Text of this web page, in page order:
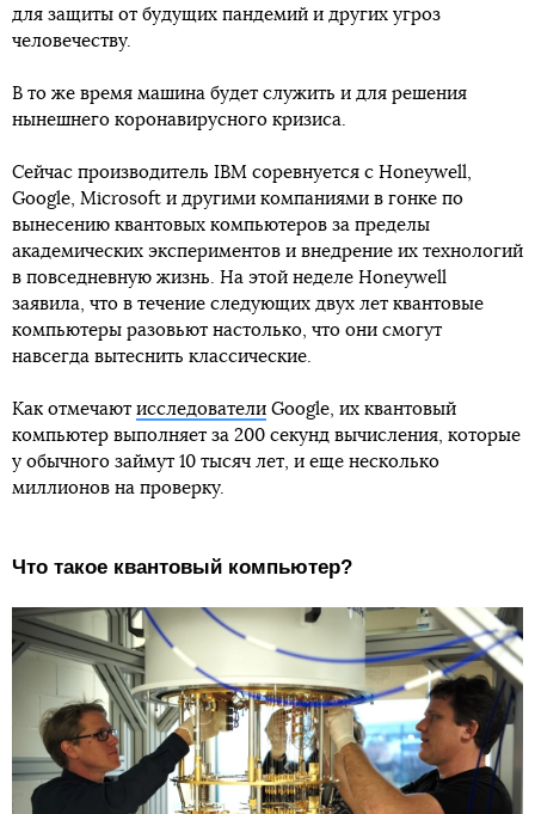
для защиты от будущих пандемий и других угроз
человечеству.
В то же время машина будет служить и для решения
нынешнего коронавирусного кризиса.
Сейчас производитель IBM соревнуется с Honeywell,
Google, Microsoft и другими компаниями в гонке по
вынесению квантовых компьютеров за пределы
академических экспериментов и внедрение их технологий
в повседневную жизнь. На этой неделе Honeywell
заявила, что в течение следующих двух лет квантовые
компьютеры разовьют настолько, что они смогут
навсегда вытеснить классические.
Как отмечают исследователи Google, их квантовый
компьютер выполняет за 200 секунд вычисления, которые
у обычного займут 10 тысяч лет, и еще несколько
миллионов на проверку.
Что такое квантовый компьютер?